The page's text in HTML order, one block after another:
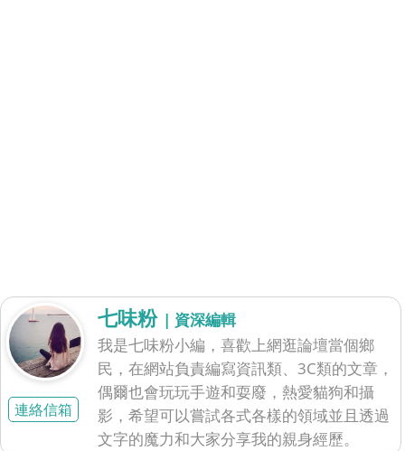
連絡信箱
七味粉 | 資深編輯
我是七味粉小編，喜歡上網逛論壇當個鄉
民，在網站負責編寫資訊類、3C類的文章，
偶爾也會玩玩手遊和耍廢，熱愛貓狗和攝
影，希望可以嘗試各式各樣的領域並且透過
文字的魔力和大家分享我的親身經歷。